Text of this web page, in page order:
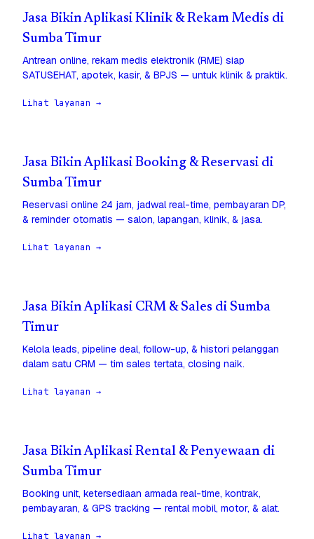
Jasa Bikin Aplikasi Klinik & Rekam Medis di
Sumba Timur
Antrean online, rekam medis elektronik (RME) siap
SATUSEHAT, apotek, kasir, & BPJS — untuk klinik & praktik.
Lihat layanan →
Jasa Bikin Aplikasi Booking & Reservasi di
Sumba Timur
Reservasi online 24 jam, jadwal real-time, pembayaran DP,
& reminder otomatis — salon, lapangan, klinik, & jasa.
Lihat layanan →
Jasa Bikin Aplikasi CRM & Sales di Sumba
Timur
Kelola leads, pipeline deal, follow-up, & histori pelanggan
dalam satu CRM — tim sales tertata, closing naik.
Lihat layanan →
Jasa Bikin Aplikasi Rental & Penyewaan di
Sumba Timur
Booking unit, ketersediaan armada real-time, kontrak,
pembayaran, & GPS tracking — rental mobil, motor, & alat.
Lihat layanan →